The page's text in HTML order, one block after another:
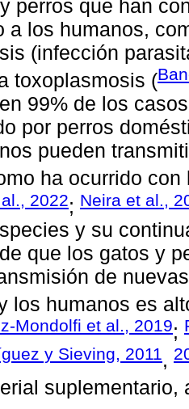
perros que han
a los humanos,
(infección
toxoplasmosis (
99% de los
por perros
pueden
ha ocurrido
2022; Neira et al.,
y su
que los gatos y
de
los humanos es
Mondolfi et al., 2019;
y Sieving, 2011,
suplementario,